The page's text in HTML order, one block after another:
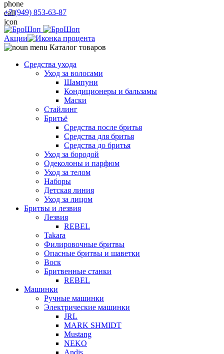
+7 (949) 853-63-87
Акции
Каталог товаров
Средства ухода
Уход за волосами
Шампуни
Кондиционеры и бальзамы
Маски
Стайлинг
Бритьё
Средства после бритья
Средства для бритья
Средства до бритья
Уход за бородой
Одеколоны и парфюм
Уход за телом
Наборы
Детская линия
Уход за лицом
Бритвы и лезвия
Лезвия
REBEL
Takara
Филировочные бритвы
Опасные бритвы и шаветки
Воск
Бритвенные станки
REBEL
Машинки
Ручные машинки
Электрические машинки
JRL
MARK SHMIDT
Mustang
NEKO
Andis